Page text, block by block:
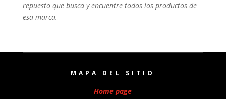
repuesto que busca y encuentre todos los productos de
esa marca.
MAPA DEL SITIO
Home page